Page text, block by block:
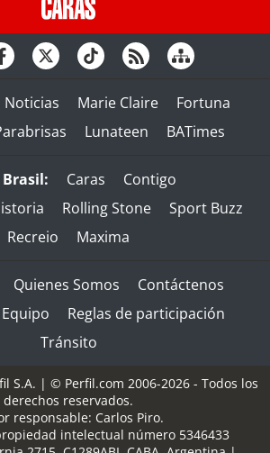
Noticias Marie Claire
Fortuna
Lunateen BATimes
Caras
Contigo
Rolling Stone
Sport Buzz
Recreio
Maxima
Quienes Somos
Contáctenos
Equipo
Reglas de participación
Tránsito
S.A. | © Perfil.com 2006-2026 - Todos los
derechos reservados.
responsable: Carlos Piro.
intelectual número 5346433